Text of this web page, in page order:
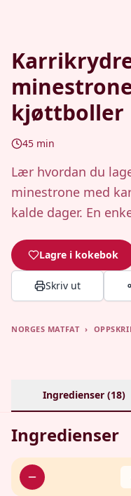
kjøttboller
45 min
Lær hvordan du
minestrone med
kalde dager. En
Lagre i kokebok
Skriv ut
NORGES MATFAT ›
Ingredienser (18)
Ingredienser